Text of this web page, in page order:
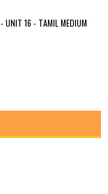
UNIT 16 - TAMIL MEDIUM